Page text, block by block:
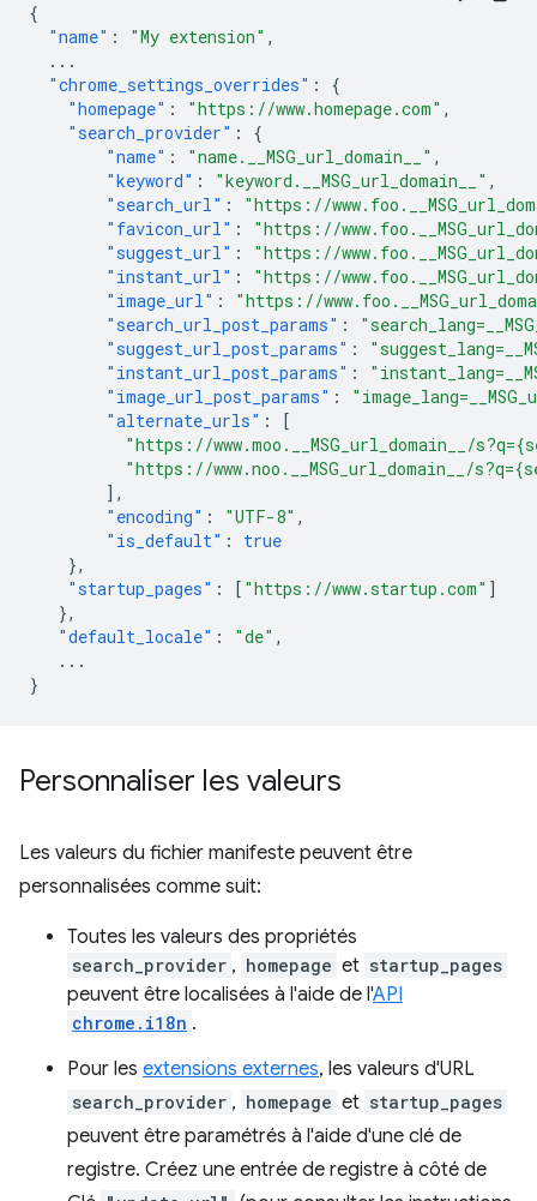
{
"name" : "My extension" ,
...
"chrome_settings_overrides" :
{
"homepage" : "https://www.homepage.com" ,
"search_provider" :
{
"name" : "name.__MSG_url_domain__" ,
"keyword" : "keyword.__MSG_url_domain__" ,
"search_url" :
"https://
"favicon_url" :
"https://
"suggest_url" :
"https://
"instant_url" :
"https://
"image_url" :
"https://
"search_url_post_params" :
"suggest_url_post_params" :
"instant_url_post_params" :
"image_url_post_params" :
"alternate_urls" :
[
"https://www.moo.__MSG_url_domain__/
"https://www.noo.__MSG_url_domain__/
],
"encoding" : "UTF-8" ,
"is_default" :
true
},
"startup_pages" : [ "https://www.startup.com" ]
},
"default_locale" : "de" ,
...
}
Personnaliser les valeurs
Les valeurs du fichier manifeste peuvent être
personnalisées comme suit:
Toutes les valeurs des propriétés
search_provider , homepage et startup_pages
peuvent être localisées à l'aide de l'API
chrome.i18n .
Pour les extensions externes, les valeurs d'URL
search_provider , homepage et startup_pages
peuvent être paramétrés à l'aide d'une clé de
registre. Créez une entrée de registre à côté de